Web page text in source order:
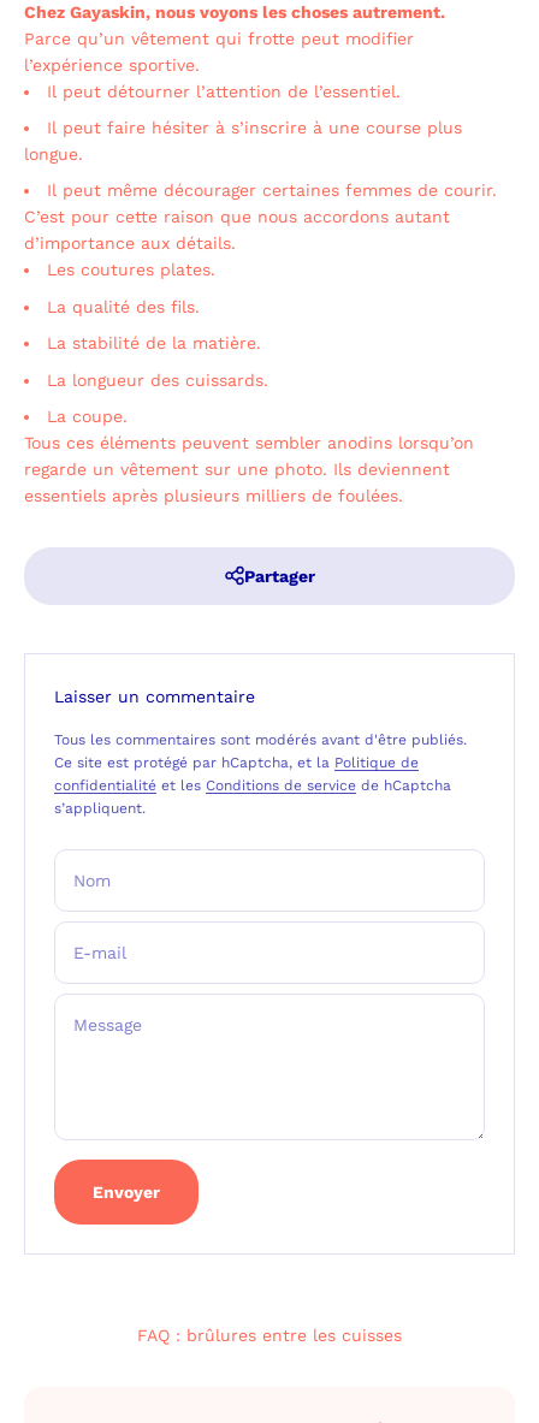
Chez Gayaskin, nous voyons les choses autrement.
Parce qu’un vêtement qui frotte peut modifier
l’expérience sportive.
Il peut détourner l’attention de l’essentiel.
Il peut faire hésiter à s’inscrire à une course plus
longue.
Il peut même décourager certaines femmes de courir.
C’est pour cette raison que nous accordons autant
d’importance aux détails.
Les coutures plates.
La qualité des fils.
La stabilité de la matière.
La longueur des cuissards.
La coupe.
Tous ces éléments peuvent sembler anodins lorsqu’on
regarde un vêtement sur une photo. Ils deviennent
essentiels après plusieurs milliers de foulées.
Partager
Laisser un commentaire
Tous les commentaires sont modérés avant d'être publiés.
Ce site est protégé par hCaptcha, et la Politique de
confidentialité et les Conditions de service de hCaptcha
s’appliquent.
Nom
E-mail
Message
Envoyer
FAQ : brûlures entre les cuisses